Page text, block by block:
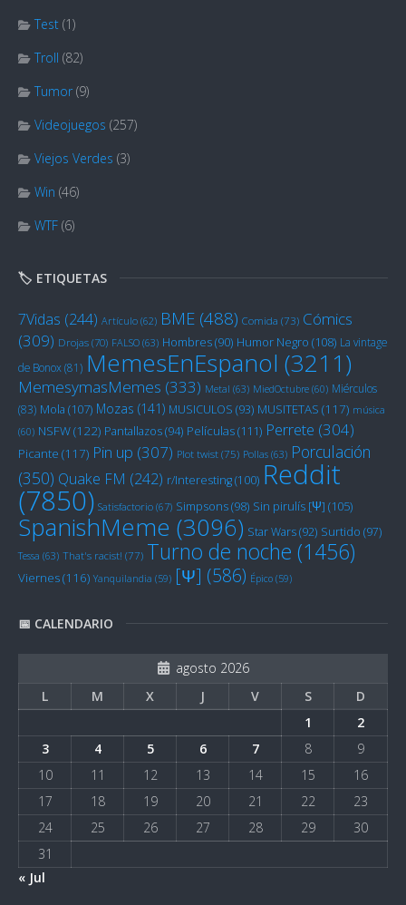
Test (1)
Troll (82)
Tumor (9)
Videojuegos (257)
Viejos Verdes (3)
Win (46)
WTF (6)
🏷️ ETIQUETAS
7Vidas (244) Artículo (62) BME (488) Comida (73) Cómics
(309) Drojas (70) FALSO (63) Hombres(90) Humor Negro (108) La vintage
de Bonox(81) MemesEnEspanol (3211)
MemesymasMemes (333) Metal (63) MiedOctubre (60) Miérculos
(83) Mola (107) Mozas (141) MUSICULOS (93) MUSITETAS (117) música
(60) NSFW(122) Pantallazos(94) Películas(111) Perrete (304)
Picante (117) Pin up (307) Plot twist (75) Pollas (63) Porculación
(350) Quake FM (242) r/Interesting(100) Reddit
(7850) Satisfactorio (67) Simpsons(98) Sin pirulís [Ψ] (105)
SpanishMeme (3096) Star Wars(92) Surtido (97)
Tessa (63) That's racist! (77) Turno de noche (1456)
Viernes(116) Yanquilandia (59) [Ψ] (586) Épico (59)
📅 CALENDARIO
agosto 2026
L
M X J V S
D
1
2
3
4 5 6 7 8
9
10
11 12 13 14 15
16
17
18 19 20 21 22
23
24
25 26 27 28 29
30
31
« Jul